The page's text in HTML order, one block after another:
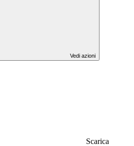
Vedi azioni
Scarica